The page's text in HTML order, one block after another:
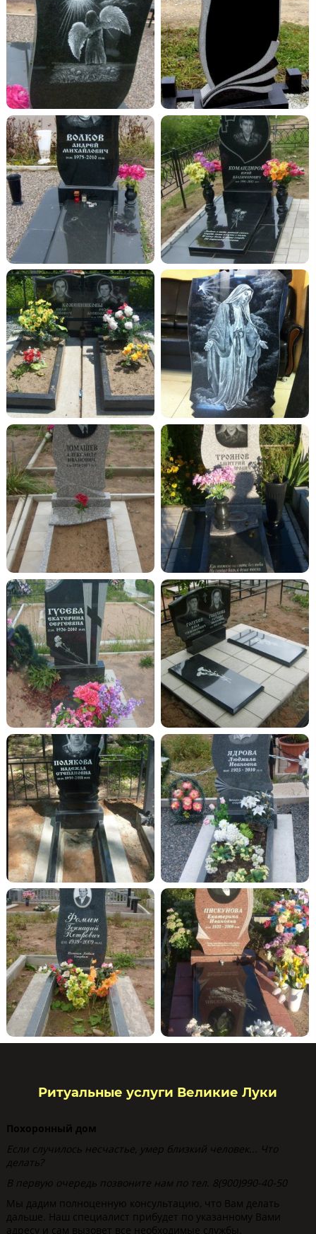
Ритуальные услуги Великие Луки
Похоронный дом
Если случилось несчастье, умер близкий человек... Что
делать?
В первую очередь позвоните нам по тел. 8(900)990-40-50
Мы дадим полноценную консультацию, что Вам делать
дальше. Наш специалист прибудет по указанному Вами
адресу и сам вызовет все необходимые службы.